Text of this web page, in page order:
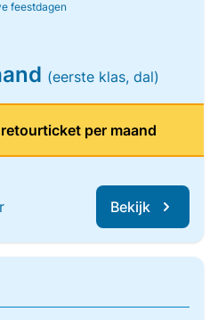
feestdagen
(eerste klas, dal)
per maand
Bekijk